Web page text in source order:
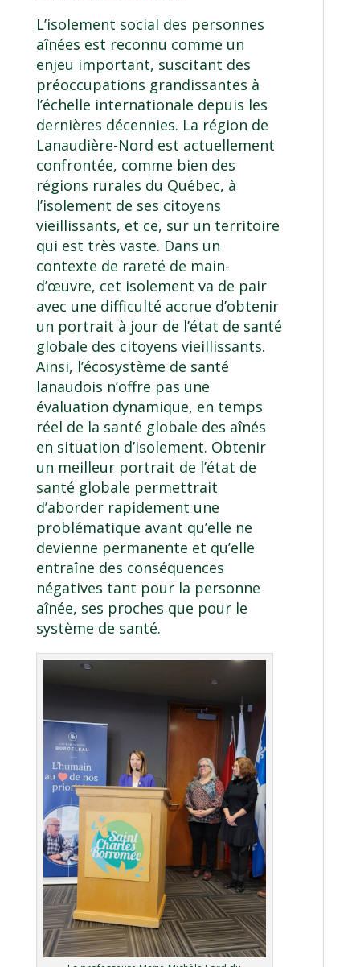
L’isolement social des personnes
aînées est reconnu comme un
enjeu important, suscitant des
préoccupations grandissantes à
l’échelle internationale depuis les
dernières décennies. La région de
Lanaudière-Nord est actuellement
confrontée, comme bien des
régions rurales du Québec, à
l’isolement de ses citoyens
vieillissants, et ce, sur un territoire
qui est très vaste. Dans un
contexte de rareté de main-
d’œuvre, cet isolement va de pair
avec une difficulté accrue d’obtenir
un portrait à jour de l’état de santé
globale des citoyens vieillissants.
Ainsi, l’écosystème de santé
lanaudois n’offre pas une
évaluation dynamique, en temps
réel de la santé globale des aînés
en situation d’isolement. Obtenir
un meilleur portrait de l’état de
santé globale permettrait
d’aborder rapidement une
problématique avant qu’elle ne
devienne permanente et qu’elle
entraîne des conséquences
négatives tant pour la personne
aînée, ses proches que pour le
système de santé.